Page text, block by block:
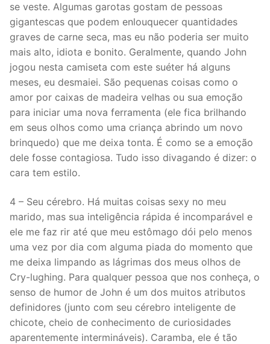
se veste. Algumas garotas gostam de pessoas
gigantescas que podem enlouquecer quantidades
graves de carne seca, mas eu não poderia ser muito
mais alto, idiota e bonito. Geralmente, quando John
jogou nesta camiseta com este suéter há alguns
meses, eu desmaiei. São pequenas coisas como o
amor por caixas de madeira velhas ou sua emoção
para iniciar uma nova ferramenta (ele fica brilhando
em seus olhos como uma criança abrindo um novo
brinquedo) que me deixa tonta. É como se a emoção
dele fosse contagiosa. Tudo isso divagando é dizer: o
cara tem estilo.
4 – Seu cérebro. Há muitas coisas sexy no meu
marido, mas sua inteligência rápida é incomparável e
ele me faz rir até que meu estômago dói pelo menos
uma vez por dia com alguma piada do momento que
me deixa limpando as lágrimas dos meus olhos de
Cry-lughing. Para qualquer pessoa que nos conheça, o
senso de humor de John é um dos muitos atributos
definidores (junto com seu cérebro inteligente de
chicote, cheio de conhecimento de curiosidades
aparentemente intermináveis). Caramba, ele é tão